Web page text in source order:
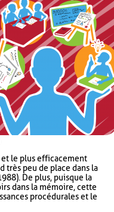
et le plus efficacement
très peu de place dans la
De plus, puisque la
dans la mémoire, cette
procédurales et le